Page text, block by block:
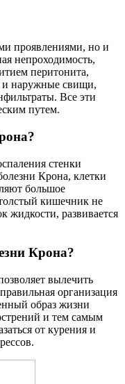
проявлениями, но и
непроходимость,
перитонита,
и наружные свищи,
Все эти
путем.
стенки
Крона, клетки
большое
кишечник не
жидкости, развивается
Крона?
вылечить
организация
образ жизни
и тем самым
от курения и